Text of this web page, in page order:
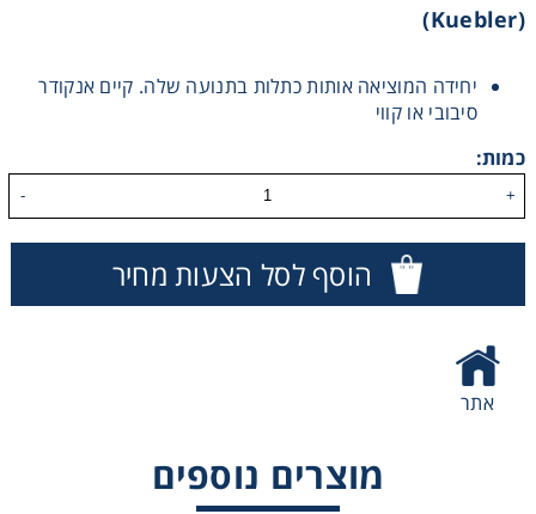
(Kuebler)
יחידה המוציאה אותות כתלות בתנועה שלה. קיים אנקודר
סיבובי או קווי
כמות:
+
-
הוסף לסל הצעות מחיר
אתר
מוצרים נוספים